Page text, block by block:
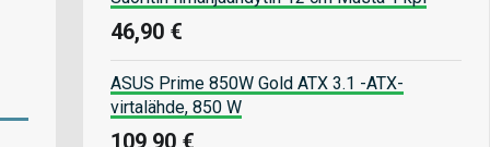
46,90 €
ASUS Prime 850W Gold ATX 3.1 -ATX-
virtalähde, 850 W
109,90 €